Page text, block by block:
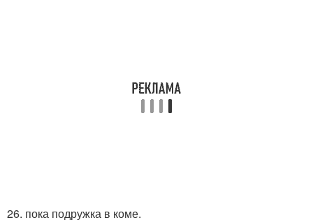
26. пока подружка в коме.